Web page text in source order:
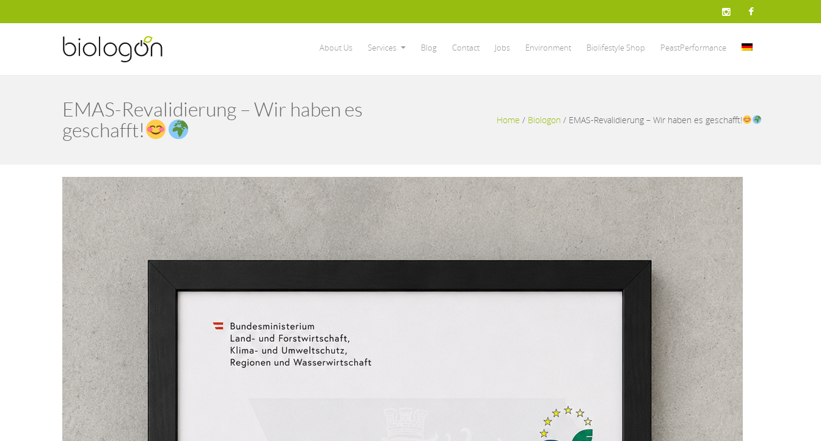
About Us Services Blog Contact Jobs Environment Biolifestyle Shop PeastPerformance
EMAS-Revalidierung – Wir haben es
geschafft!
Home / Biologon / EMAS-Revalidierung – Wir haben es geschafft!